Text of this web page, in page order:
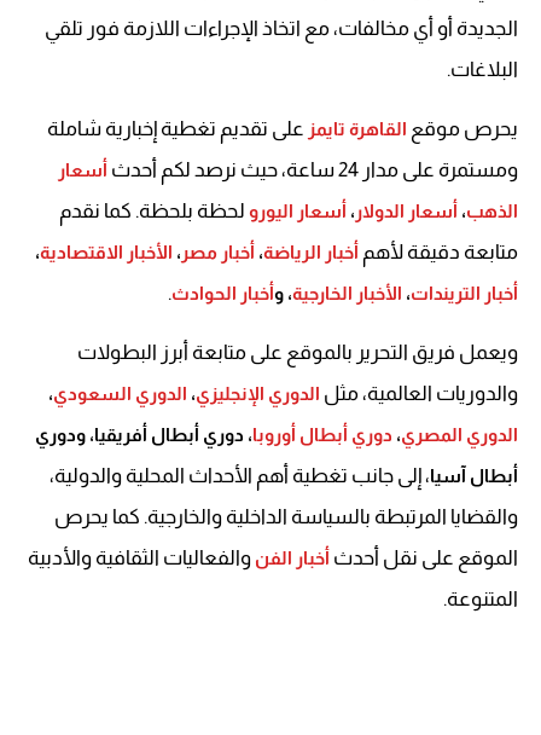
الجديدة أو أي مخالفات، مع اتخاذ الإجراءات اللازمة فور تلقي
البلاغات.
يحرص موقع القاهرة تايمز على تقديم تغطية إخبارية شاملة
ومستمرة على مدار 24 ساعة، حيث نرصد لكم أحدث
أسعار
الذهب، أسعار الدولار ، أسعار اليورولحظة بلحظة. كما نقدم
متابعة دقيقة لأهم أخبار الرياضة، أخبار مصر ، الأخبار الاقتصادية،
أخبار التريندات، الأخبار الخارجية، وأخبار الحوادث.
ويعمل فريق التحرير بالموقع على متابعة أبرز البطولات
والدوريات العالمية، مثل الدوري الإنجليزي، الدوري السعودي،
الدوري المصري، دوري أبطال أوروبا، دوري أبطال أفريقيا، ودوري
أبطال آسيا، إلى جانب تغطية أهم الأحداث المحلية والدولية،
والقضايا المرتبطة بالسياسة الداخلية والخارجية. كما يحرص
الموقع على نقل أحدث أخبار الفن والفعاليات الثقافية والأدبية
المتنوعة.